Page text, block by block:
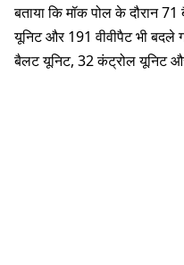
बताया कि मॉक पोल के दौरान
यूनिट और 191 वीवीपैट भी बदले
बैलट यूनिट, 32 कंट्रोल यूनिट